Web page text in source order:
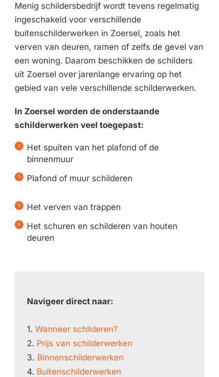
Menig schildersbedrijf wordt tevens regelmatig
ingeschakeld voor verschillende
buitenschilderwerken in Zoersel, zoals het
verven van deuren, ramen of zelfs de gevel van
een woning. Daarom beschikken de schilders
uit Zoersel over jarenlange ervaring op het
gebied van vele verschillende schilderwerken.
In Zoersel worden de onderstaande
schilderwerken veel toegepast:
Het spuiten van het plafond of de
binnenmuur
Plafond of muur schilderen
Het verven van trappen
Het schuren en schilderen van houten
deuren
Navigeer direct naar:
1. Wanneer schilderen?
2. Prijs van schilderwerken
3. Binnenschilderwerken
4. Buitenschilderwerken